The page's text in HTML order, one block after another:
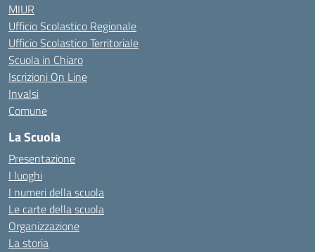
MIUR
Ufficio Scolastico Regionale
Ufficio Scolastico Territoriale
Scuola in Chiaro
Iscrizioni On Line
Invalsi
Comune
La Scuola
Presentazione
I luoghi
I numeri della scuola
Le carte della scuola
Organizzazione
La storia